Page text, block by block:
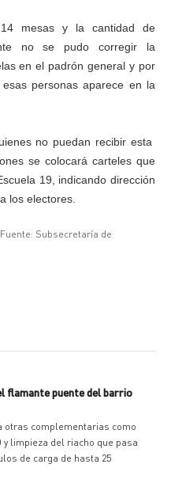
mesas y la cantidad de
no se pudo corregir la
en el padrón general y por
personas aparece en la
no puedan recibir esta
se colocará carteles que
19, indicando dirección
los electores.
Subsecretaría de
flamante puente del barrio
otras complementarias como
limpieza del riacho que pasa
de carga de hasta 25